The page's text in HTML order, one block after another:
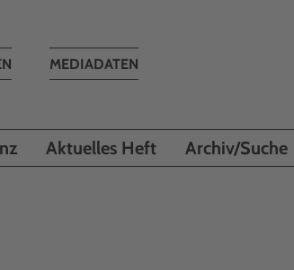
MEDIADATEN
Aktuelles Heft Archiv/Suche